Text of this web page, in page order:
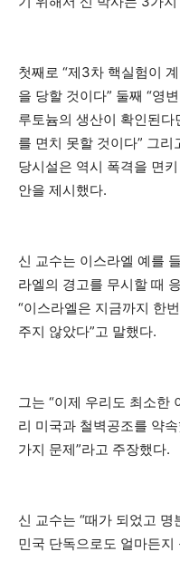
첫째로 “제3차 핵실험이
을 당할 것이다” 둘째 “영
루토늄의 생산이 확인된
를 면치 못할 것이다” 그
당시설은 역시 폭격을 면
안을 제시했다.
신 교수는 이스라엘 예를
라엘의 경고를 무시할 때
“이스라엘은 지금까지 한
주지 않았다”고 말했다.
그는 “이제 우리도 최소한
리 미국과 철벽공조를 약
가지 문제”라고 주장했다.
신 교수는 “때가 되었고
민국 단독으로도 얼마든